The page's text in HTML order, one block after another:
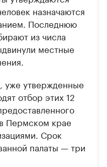
назначаются
Последнюю
из числа
местные
уже утвержденные
отбор этих 12
Пермском крае
Срок
палаты — три